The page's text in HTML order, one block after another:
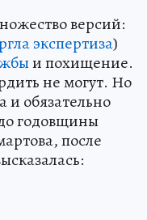
версий:
экспертиза)
и похищение.
не могут. Но
и обязательно
годовщины
после